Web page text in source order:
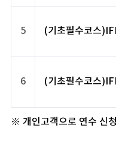
5 (기초필수코스
6 (기초필수코스
※ 개인고객으로 연수 신